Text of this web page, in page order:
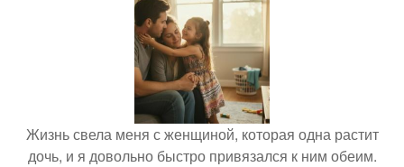
Жизнь свела меня с женщиной, которая одна растит
дочь, и я довольно быстро привязался к ним обеим.